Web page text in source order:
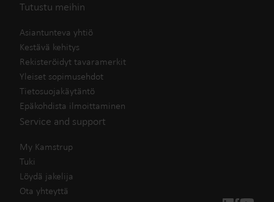
Tutustu meihin
Asiantunteva yhtiö
Kestävä kehitys
Rekisteröidyt tavaramerkit
Yleiset sopimusehdot
Tietosuojakäytäntö
Epäkohdista ilmoittaminen
Service and support
My Kamstrup
Tuki
Löydä jakelija
Ota yhteyttä